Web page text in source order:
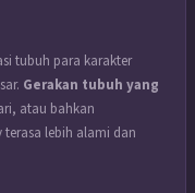
tubuh para karakter
Gerakan tubuh yang
atau bahkan
lebih alami dan